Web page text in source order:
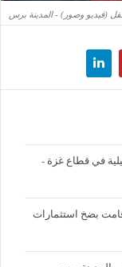
إسرائيلية في قطاع غزة -
بضخ استثمارات